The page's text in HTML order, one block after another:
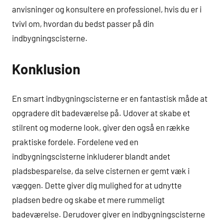
anvisninger og konsultere en professionel, hvis du er i
tvivl om, hvordan du bedst passer på din
indbygningscisterne.
Konklusion
En smart indbygningscisterne er en fantastisk måde at
opgradere dit badeværelse på. Udover at skabe et
stilrent og moderne look, giver den også en række
praktiske fordele. Fordelene ved en
indbygningscisterne inkluderer blandt andet
pladsbesparelse, da selve cisternen er gemt væk i
væggen. Dette giver dig mulighed for at udnytte
pladsen bedre og skabe et mere rummeligt
badeværelse. Derudover giver en indbygningscisterne